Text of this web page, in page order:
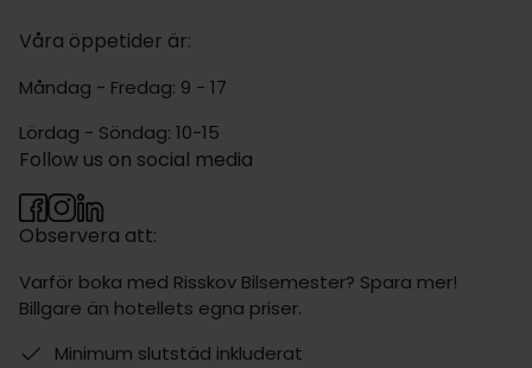
Våra öppetider är:
Måndag - Fredag: 9 - 17
Lördag - Söndag: 10-15
Observera att:
Varför boka med Risskov Bilsemester? Spara mer!
Billgare än hotellets egna priser.
Minimum slutstäd inkluderat
Follow us on social media